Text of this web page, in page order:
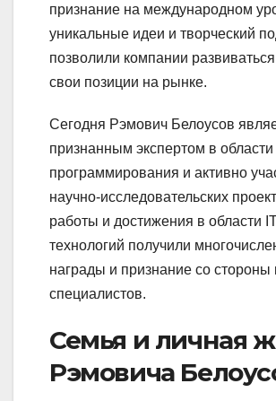
признание на международном
уникальные идеи и творческий
позволили компании
свои позиции на рынке.
Сегодня Рэмович Белоусов
признанным экспертом в области
программирования и активно
научно-исследовательских
работы и достижения в области
технологий получили
награды и признание со стороны
специалистов.
Семья и личная
Рэмовича